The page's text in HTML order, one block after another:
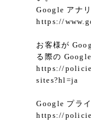
Google アナ
https://
お客様が
る際の
https://
sites?hl=ja
Google プラ
https://